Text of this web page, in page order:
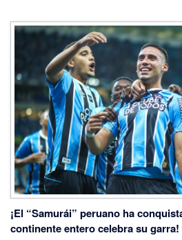
¡El “Samurái” peruano ha
continente entero celebra su garra!